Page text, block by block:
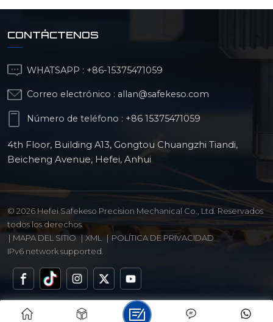
CONTÁCTENOS
WHATSAPP : +86-15375471059
Correo electrónico : allan@safekeso.com
Número de teléfono : +86 15375471059
4th Floor, Building A13, Gongtou Chuangzhi Tiandi,
Beicheng Avenue, Hefei, Anhui
© 2026 Hefei Safekeso Precision Mechanical Co., Ltd. Reservados
todos los derechos.
| MAPA DEL SITIO | XML | POLÍTICA DE PRIVACIDAD
IPv6 network supported.